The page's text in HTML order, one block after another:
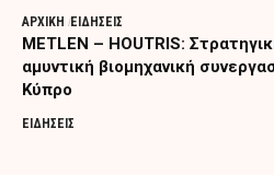
ΑΡΧΙΚΗ ΕΙΔΗΣΕΙΣ
METLEN – HOUTRIS:
αμυντική βιομηχανική
Κύπρο
ΕΙΔΗΣΕΙΣ